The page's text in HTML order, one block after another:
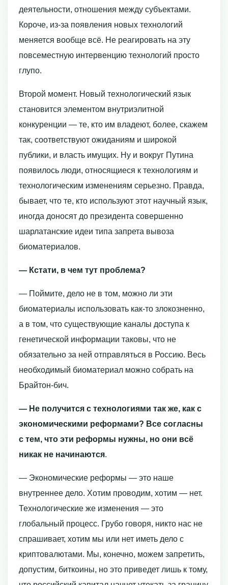
деятельности, отношения между субъектами.
Короче, из-за появления новых технологий
меняется вообще всё. Не реагировать на эту
повсеместную интервенцию технологий просто
глупо.
Второй момент. Новый технологический язык
становится элементом внутриэлитной
конкуренции — те, кто им владеют, более, скажем
так, соответствуют ожиданиям и широкой
публики, и власть имущих. Ну и вокруг Путина
появилось люди, относящиеся к технологиям и
технологическим изменениям серьезно. Правда,
бывает, что те, кто используют этот научный язык,
иногда доносят до президента совершенно
шарлатанские идеи типа запрета вывоза
биоматериалов.
— Кстати, в чем тут проблема?
— Поймите, дело не в том, можно ли эти
биоматериалы использовать как-то злокозненно,
а в том, что существующие каналы доступа к
генетической информации таковы, что не
обязательно за ней отправляться в Россию. Весь
необходимый биоматериал можно собрать на
Брайтон-бич.
— Не получится с технологиями так же, как с
экономическими реформами? Все согласны
с тем, что эти реформы нужны, но они всё
никак не начинаются.
— Экономические реформы — это наше
внутреннее дело. Хотим проводим, хотим — нет.
Технологические же изменения — это
глобальный процесс. Грубо говоря, никто нас не
спрашивает, хотим мы или нет иметь дело с
криптовалютами. Мы, конечно, можем запретить,
допустим, биткоины, но это приведет лишь к тому,